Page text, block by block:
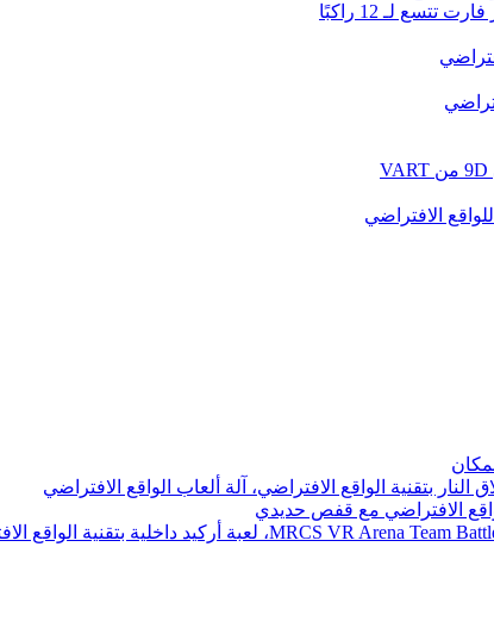
لـ 12 راكبًا
الافتراضي
بتقنية الواقع الافتراضي، آلة ألعاب الواقع الافتراضي
الافتراضي مع قفص حديدي